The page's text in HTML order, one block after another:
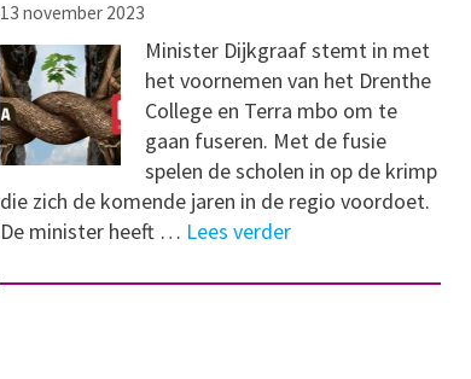
13 november 2023
Minister Dijkgraaf stemt in met
het voornemen van het Drenthe
College en Terra mbo om te
gaan fuseren. Met de fusie
spelen de scholen in op de krimp
die zich de komende jaren in de regio voordoet.
De minister heeft … Lees verder